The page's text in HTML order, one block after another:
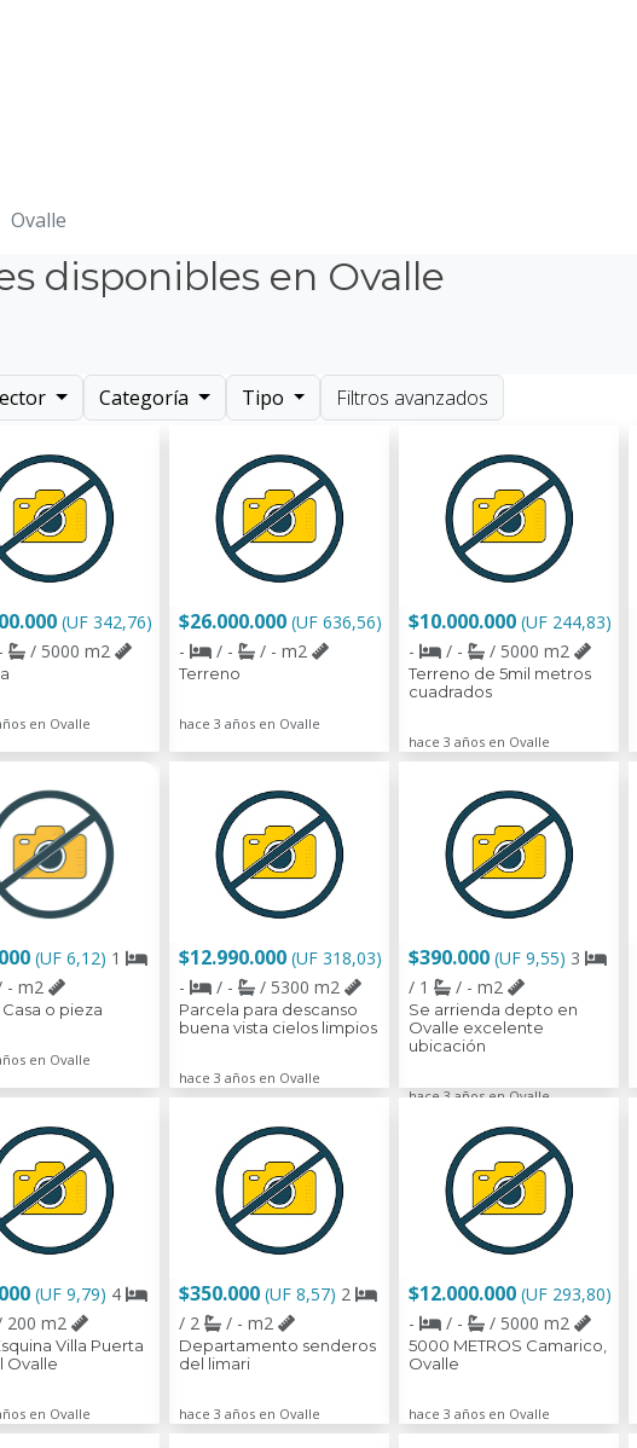
Ovalle
disponibles en Ovalle
Categoría Tipo Filtros avanzados
(UF 342,76)
/ 5000 m2
en Ovalle
$26.000.000 (UF 636,56)
-
/ - / - m2
Terreno
hace 3 años en Ovalle
$10.000.000 (UF 244,83)
-
/ - / 5000 m2
Terreno de 5mil metros
cuadrados
hace 3 años en Ovalle
(UF 6,12) 1
- m2
o pieza
en Ovalle
$12.990.000 (UF 318,03)
-
/ - / 5300 m2
Parcela para descanso
buena vista cielos limpios
hace 3 años en Ovalle
$390.000 (UF 9,55) 3
/ 1
/ - m2
Se arrienda depto en
Ovalle excelente
ubicación
hace 3 años en Ovalle
(UF 9,79) 4
200 m2
Villa Puerta
Ovalle
en Ovalle
$350.000 (UF 8,57) 2
/ 2
/ - m2
Departamento senderos
del limari
hace 3 años en Ovalle
$12.000.000 (UF 293,80)
-
/ - / 5000 m2
5000 METROS Camarico,
Ovalle
hace 3 años en Ovalle